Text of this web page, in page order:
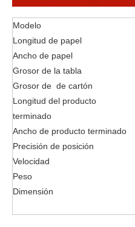
Modelo
Longitud de papel
Ancho de papel
Grosor de la tabla
Grosor de de cartón
Longitud del producto
terminado
Ancho de producto terminado
Precisión de posición
Velocidad
Peso
Dimensión